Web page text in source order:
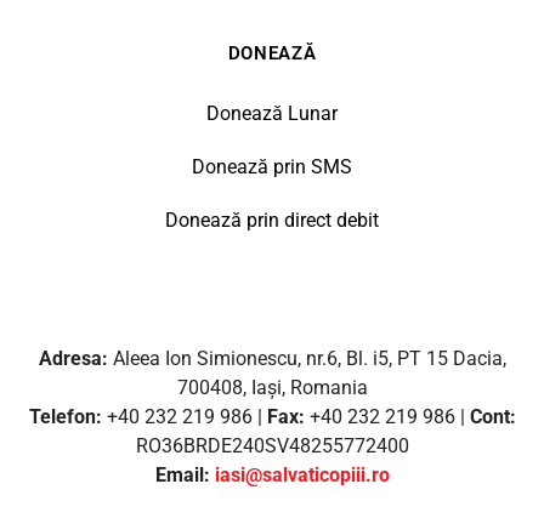
DONEAZĂ
Donează Lunar
Donează prin SMS
Donează prin direct debit
Adresa: Aleea Ion Simionescu, nr.6, Bl. i5, PT 15 Dacia,
700408, Iași, Romania
Telefon: +40 232 219 986 | Fax: +40 232 219 986 | Cont:
RO36BRDE240SV48255772400
Email: iasi@salvaticopiii.ro